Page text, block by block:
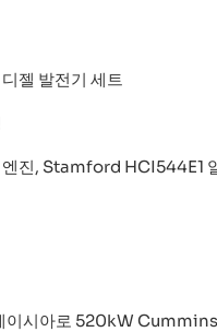
젤 발전기 세트
진, Stamford HCI544E1
시아로 520kW Cummins